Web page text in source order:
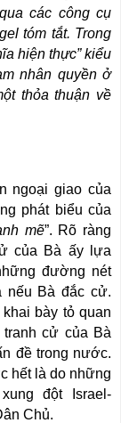
các công cụ
tóm tắt. Trong
hiện thực” kiểu
nhân quyền ở
thỏa thuận về
ngoại giao của
phát biểu của
mẽ”. Rõ ràng
của Bà ấy lựa
đường nét
nếu Bà đắc cử.
bày tỏ quan
cử của Bà
đề trong nước.
hết là do những
đột Israel-
Chủ.